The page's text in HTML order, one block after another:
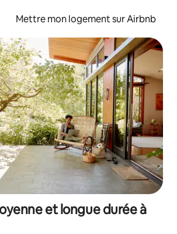
Mettre mon logement sur Airbnb
et longue durée à